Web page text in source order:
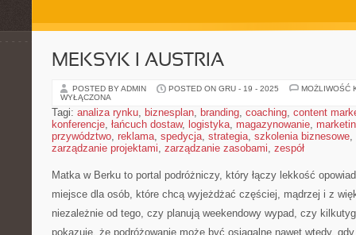
MEKSYK I AUSTRIA
POSTED BY ADMIN POSTED ON GRU - 19 - 2025
MOŻLIWOŚĆ
WYŁĄCZONA
Tagi: analiza rynku, biznesplan, branding, coaching, content
konferencje, łańcuch dostaw, logistyka, magazynowanie,
przywództwo, reklama, spedycja, strategia, szkolenia biznesowe,
zarządzanie projektami, zarządzanie zasobami, zespół
Matka w Berku to portal podróżniczy, który łączy lekkość
miejsce dla osób, które chcą wyjeżdżać częściej, mądrzej i z
niezależnie od tego, czy planują weekendowy wypad, czy
pokazuje, że podróżowanie może być osiągalne nawet wtedy,